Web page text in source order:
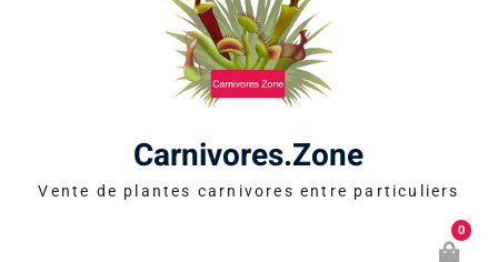
Carnivores.Zone
Vente de plantes carnivores entre particuliers
0